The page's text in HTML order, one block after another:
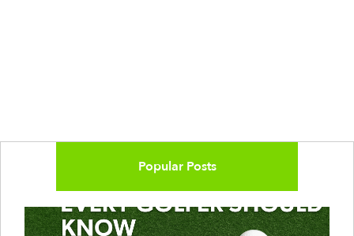
Popular Posts